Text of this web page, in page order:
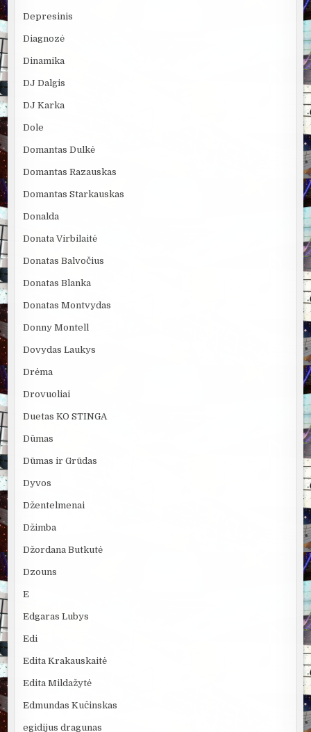
Depresinis
Diagnozė
Dinamika
DJ Dalgis
DJ Karka
Dole
Domantas Dulkė
Domantas Razauskas
Domantas Starkauskas
Donalda
Donata Virbilaitė
Donatas Balvočius
Donatas Blanka
Donatas Montvydas
Donny Montell
Dovydas Laukys
Drėma
Drovuoliai
Duetas KO STINGA
Dūmas
Dūmas ir Grūdas
Dyvos
Džentelmenai
Džimba
Džordana Butkutė
Dzouns
E
Edgaras Lubys
Edi
Edita Krakauskaitė
Edita Mildažytė
Edmundas Kučinskas
egidijus dragunas